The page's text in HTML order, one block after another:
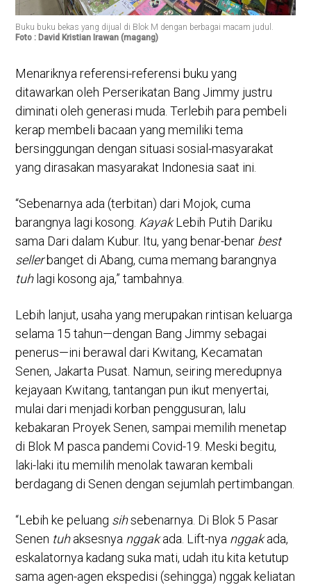
Buku buku bekas yang dijual di Blok M dengan berbagai macam judul.
Foto : David Kristian Irawan (magang)
Menariknya referensi-referensi buku yang
ditawarkan oleh Perserikatan Bang Jimmy justru
diminati oleh generasi muda. Terlebih para pembeli
kerap membeli bacaan yang memiliki tema
bersinggungan dengan situasi sosial-masyarakat
yang dirasakan masyarakat Indonesia saat ini.
“Sebenarnya ada (terbitan) dari Mojok, cuma
barangnya lagi kosong. KayakLebih Putih Dariku
sama Dari dalam Kubur. Itu, yang benar-benar best
sellerbanget di Abang, cuma memang barangnya
tuhlagi kosong aja,” tambahnya.
Lebih lanjut, usaha yang merupakan rintisan keluarga
selama 15 tahun—dengan Bang Jimmy sebagai
penerus—ini berawal dari Kwitang, Kecamatan
Senen, Jakarta Pusat. Namun, seiring meredupnya
kejayaan Kwitang, tantangan pun ikut menyertai,
mulai dari menjadi korban penggusuran, lalu
kebakaran Proyek Senen, sampai memilih menetap
di Blok M pasca pandemi Covid-19. Meski begitu,
laki-laki itu memilih menolak tawaran kembali
berdagang di Senen dengan sejumlah pertimbangan.
“Lebih ke peluang sihsebenarnya. Di Blok 5 Pasar
Senen tuhaksesnya nggakada. Lift-nya nggakada,
eskalatornya kadang suka mati, udah itu kita ketutup
sama agen-agen ekspedisi (sehingga) nggak keliatan